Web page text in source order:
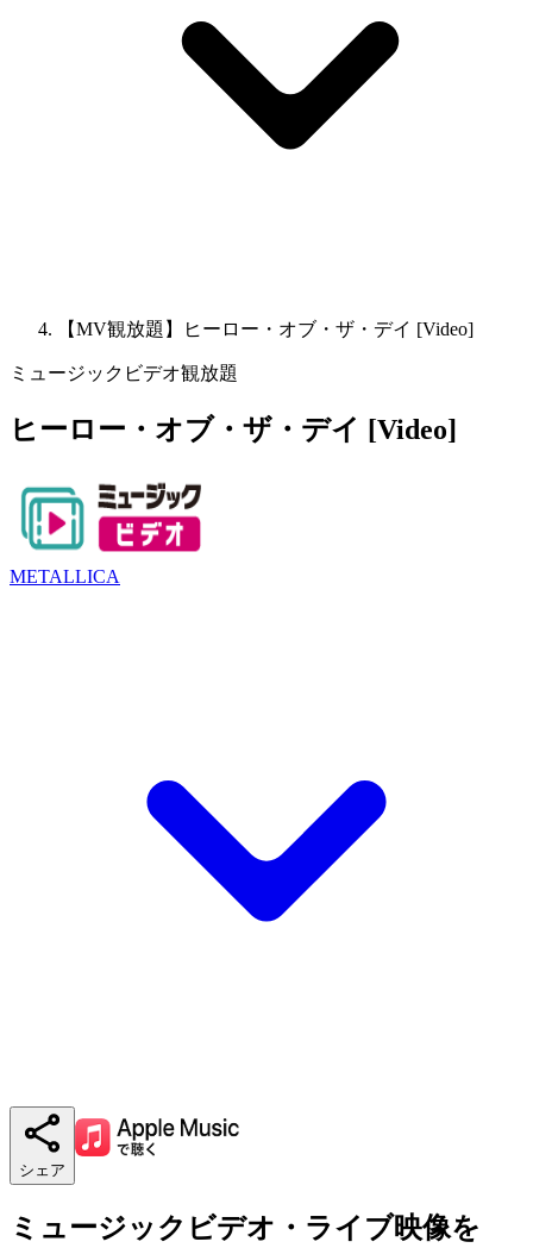
【MV観放題】ヒーロー・オブ・ザ・デイ [Video]
ミュージックビデオ観放題
ヒーロー・オブ・ザ・デイ [Video]
METALLICA
シェア
ミュージックビデオ・ライブ映像を